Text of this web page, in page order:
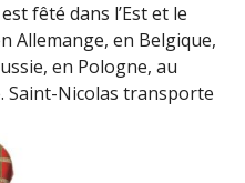
fêté dans l’Est et le
Allemange, en Belgique,
en Pologne, au
Saint-Nicolas transporte